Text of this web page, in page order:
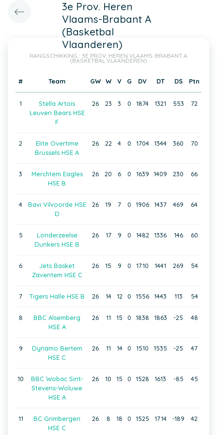
3e Prov. Heren
Vlaams-Brabant A
(Basketbal
Vlaanderen)
RANGSCHIKKING : 3E PROV. HEREN VLAAMS-BRABANT A
(BASKETBAL VLAANDEREN)
# Team GW W V G DV DT DS Ptn
1
Stella Artois
Leuven Bears HSE
F
26 23 3 0 1874 1321 553 72
2
Elite Overtime
Brussels HSE A
26 22 4 0 1704 1344 360 70
3
Merchtem Eagles
HSE B
26 20 6 0 1639 1409 230 66
4
Bavi Vilvoorde HSE
D
26 19 7 0 1906 1437 469 64
5
Londerzeelse
Dunkers HSE B
26 17 9 0 1482 1336 146 60
6
Jets Basket
Zaventem HSE C
26 15 9 0 1710 1441 269 54
7 Tigers Halle HSE B 26 14 12 0 1556 1443 113 54
8
BBC Alsemberg
HSE A
26 11 15 0 1838 1863 -25 48
9
Dynamo Bertem
HSE C
26 11 14 0 1510 1535 -25 47
10
BBC Wobac Sint-
Stevens-Woluwe
HSE A
26 10 15 0 1528 1613 -85 45
11
BC Grimbergen
HSE C
26 8 18 0 1525 1714 -189 42